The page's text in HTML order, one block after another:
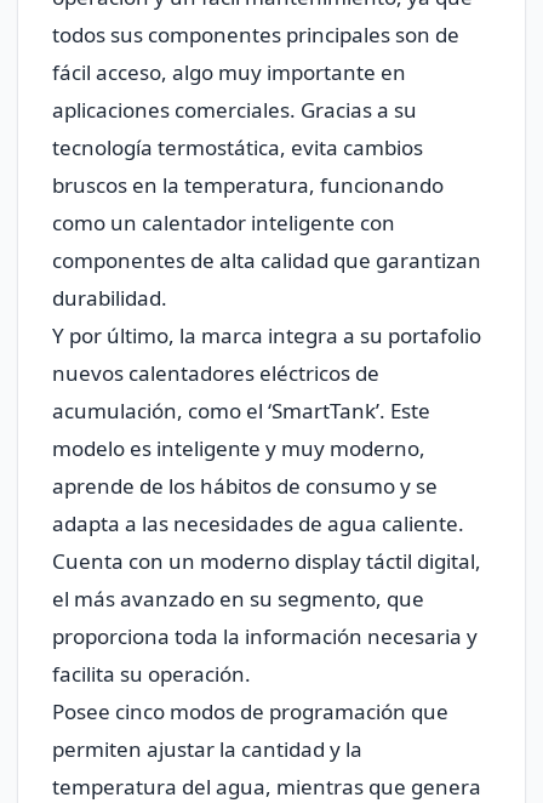
todos sus componentes principales son de
fácil acceso, algo muy importante en
aplicaciones comerciales. Gracias a su
tecnología termostática, evita cambios
bruscos en la temperatura, funcionando
como un calentador inteligente con
componentes de alta calidad que garantizan
durabilidad.
Y por último, la marca integra a su portafolio
nuevos calentadores eléctricos de
acumulación, como el ‘SmartTank’. Este
modelo es inteligente y muy moderno,
aprende de los hábitos de consumo y se
adapta a las necesidades de agua caliente.
Cuenta con un moderno display táctil digital,
el más avanzado en su segmento, que
proporciona toda la información necesaria y
facilita su operación.
Posee cinco modos de programación que
permiten ajustar la cantidad y la
temperatura del agua, mientras que genera